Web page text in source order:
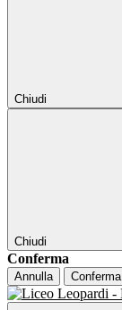
Chiudi
Chiudi
Conferma
Annulla Conferma